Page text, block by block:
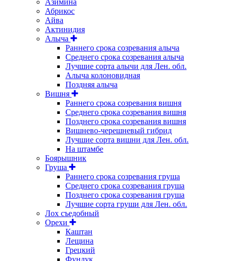
Абрикос
Айва
Актинидия
Алыча
Раннего срока созревания алыча
Среднего срока созревания алыча
Лучшие сорта алычи для Лен. обл.
Алыча колоновидная
Поздняя алыча
Вишня
Раннего срока созревания вишня
Среднего срока созревания вишня
Позднего срока созревания вишня
Вишнево-черешневый гибрид
Лучшие сорта вишни для Лен. обл.
На штамбе
Боярышник
Груша
Раннего срока созревания груша
Среднего срока созревания груша
Позднего срока созревания груша
Лучшие сорта груши для Лен. обл.
Лох съедобный
Орехи
Каштан
Лещина
Грецкий
Фундук